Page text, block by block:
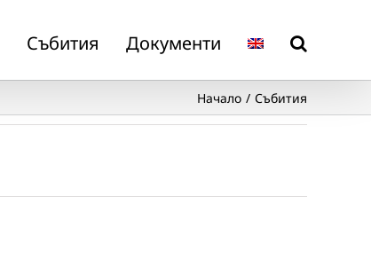
Събития Документи
Начало Събития